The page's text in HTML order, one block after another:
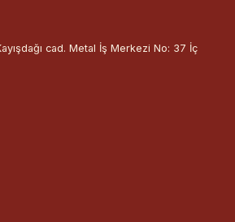
cad. Metal İş Merkezi No: 37 İç